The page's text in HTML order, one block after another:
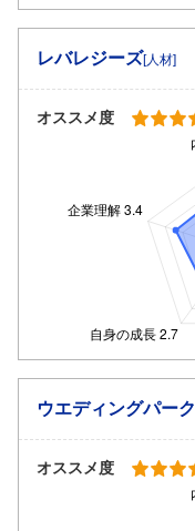
レバレジーズ[人材]
オススメ度
ウエディングパーク
オススメ度